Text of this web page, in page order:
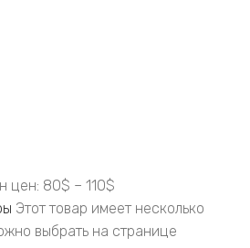
цен: 80$ – 110$
Этот товар имеет несколько
выбрать на странице